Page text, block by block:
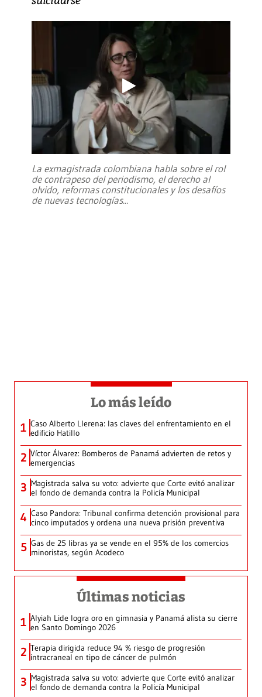
La exmagistrada colombiana habla sobre el rol
de contrapeso del periodismo, el derecho al
olvido, reformas constitucionales y los desafíos
de nuevas tecnologías...
Lo más leído
1 Caso Alberto Llerena: las claves del enfrentamiento en el
edificio Hatillo
2 Víctor Álvarez: Bomberos de Panamá advierten de retos y
emergencias
3 Magistrada salva su voto: advierte que Corte evitó analizar
el fondo de demanda contra la Policía Municipal
4 Caso Pandora: Tribunal confirma detención provisional para
cinco imputados y ordena una nueva prisión preventiva
5 Gas de 25 libras ya se vende en el 95% de los comercios
minoristas, según Acodeco
Últimas noticias
1 Alyiah Lide logra oro en gimnasia y Panamá alista su cierre
en Santo Domingo 2026
2 Terapia dirigida reduce 94 % riesgo de progresión
intracraneal en tipo de cáncer de pulmón
3 Magistrada salva su voto: advierte que Corte evitó analizar
el fondo de demanda contra la Policía Municipal